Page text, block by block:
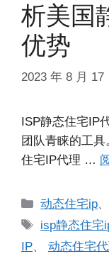
析美国
优势
2023 年 8 月 17
ISP静态住宅IP
团队青睐的工
住宅IP代理 …
分
类
动态住宅ip
标
签
isp静态住宅
IP、 动态住宅